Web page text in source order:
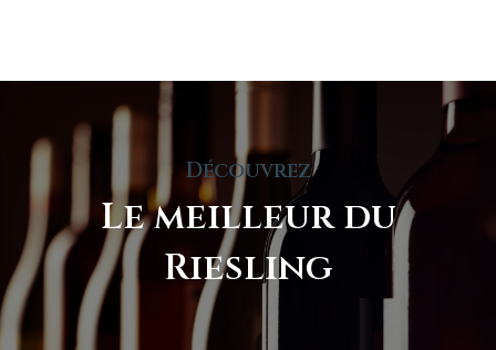
Découvrez
Le meilleur du
Riesling